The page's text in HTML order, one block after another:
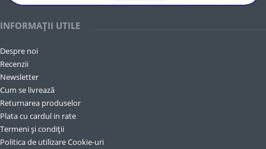
INFORMAȚII UTILE
Despre noi
Recenzii
Newsletter
Cum se livrează
Returnarea produselor
Plata cu cardul in rate
Termeni și condiții
Politica de utilizare Cookie-uri